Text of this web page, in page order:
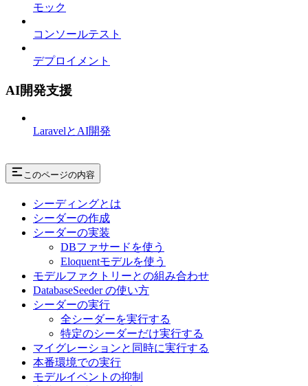
モック
コンソールテスト
デプロイメント
AI開発支援
LaravelとAI開発
このページの内容
シーディングとは
シーダーの作成
シーダーの実装
DBファサードを使う
Eloquentモデルを使う
モデルファクトリーとの組み合わせ
DatabaseSeeder の使い方
シーダーの実行
全シーダーを実行する
特定のシーダーだけ実行する
マイグレーションと同時に実行する
本番環境での実行
モデルイベントの抑制